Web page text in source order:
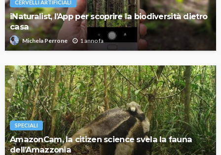
CERVELLI ARTIFICIALI
iNaturalist, l’App per scoprire la biodiversità dietro
casa
Michela Perrone 1 anno fa
SPECIALI
AmazonCam, la citizen science svela la fauna
dell’Amazzonia